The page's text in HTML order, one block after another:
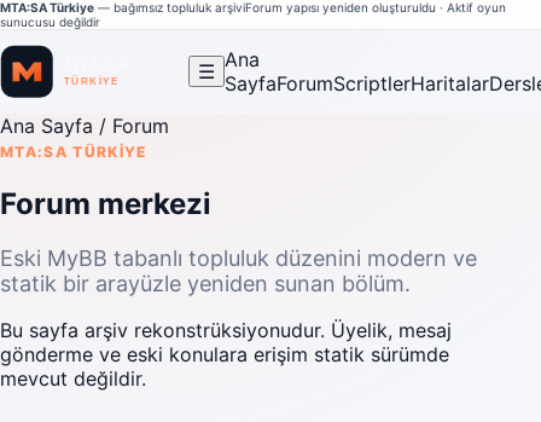
MTA:SA Türkiye — bağımsız topluluk arşiviForum yapısı yeniden oluşturuldu · Aktif oyun
sunucusu değildir
☰ Ana
SayfaForumScriptlerHaritalar
Ana Sayfa / Forum
MTA:SA TÜRKIYE
Forum merkezi
Eski MyBB tabanlı topluluk düzenini modern ve
statik bir arayüzle yeniden sunan bölüm.
Bu sayfa arşiv rekonstrüksiyonudur. Üyelik, mesaj
gönderme ve eski konulara erişim statik sürümde
mevcut değildir.